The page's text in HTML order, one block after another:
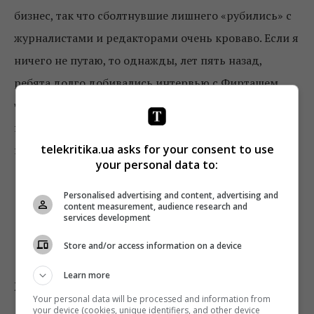
бизнес, так что сболтнувшие лишнего «рубились» с
журналистами и редакторами очень кроваво. Если я
ничего не путаю, то однажды, лет пять назад,
ребята долго добивались интервью с Фирташем,
часов шесть с ним общались, а потом несколько
недель мучительно согласовывали. Но так ничего и
не вышло.
Юлия Макгаффи, шеф-редактор
журнала Charitum
telekritika.ua asks for your consent to use
your personal data to:
Personalised advertising and content, advertising and
content measurement, audience research and
services development
Store and/or access information on a device
Learn more
Your personal data will be processed and information from
your device (cookies, unique identifiers, and other device